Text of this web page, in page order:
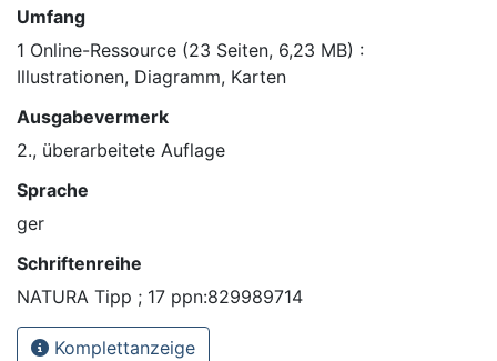
Umfang
1 Online-Ressource (23 Seiten, 6,23 MB) :
Illustrationen, Diagramm, Karten
Ausgabevermerk
2., überarbeitete Auflage
Sprache
ger
Schriftenreihe
NATURA Tipp ; 17 ppn:829989714
Komplettanzeige